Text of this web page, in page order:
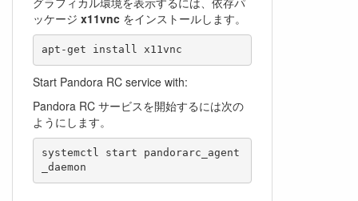
ッケージ x11vnc をインストールします。
Start Pandora RC service with:
Pandora RC サービスを開始するには次の
ようにします。
systemctl start pandorarc_agent